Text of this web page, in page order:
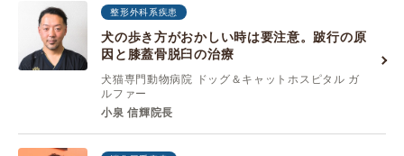
整形外科系疾患
犬の歩き方がおかしい時は要注意。跛行の原
因と膝蓋骨脱臼の治療
犬猫専門動物病院 ドッグ＆キャットホスピタル ガ
ルファー
小泉 信輝院長